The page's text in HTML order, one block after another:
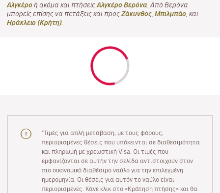
Αλγκέρο ή ακόμα και πτήσεις Αλγκέρο Βερόνα . Από Βερόνα
μπορείς επίσης να πετάξεις και προς Ζάκυνθος Μπιλμπάο , και
Ηράκλειο (Κρήτη)
"Τιμές για απλή μετάβαση, με τους φόρους,
περιορισμένες θέσεις που υπόκεινται σε διαθεσιμότητα
και πληρωμή με χρεωστική Visa. Οι τιμές που
εμφανίζονται σε αυτήν την σελίδα αντιστοιχούν στον
πιο οικονομικό διαθέσιμο ναύλο για την επιλεγμένη
ημερομηνία. Οι θέσεις για αυτόν το ναύλο είναι
περιορισμένες. Κάνε κλικ στο «Κράτηση πτήσης» και θα